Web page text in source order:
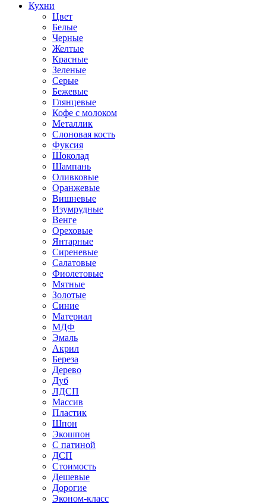
Кухни
Цвет
Белые
Черные
Желтые
Красные
Зеленые
Серые
Бежевые
Глянцевые
Кофе с молоком
Металлик
Слоновая кость
Фуксия
Шоколад
Шампань
Оливковые
Оранжевые
Вишневые
Изумрудные
Венге
Ореховые
Янтарные
Сиреневые
Салатовые
Фиолетовые
Мятные
Золотые
Синие
Материал
МДФ
Эмаль
Акрил
Береза
Дерево
Дуб
ЛДСП
Массив
Пластик
Шпон
Экошпон
С патиной
ДСП
Стоимость
Дешевые
Дорогие
Эконом-класс